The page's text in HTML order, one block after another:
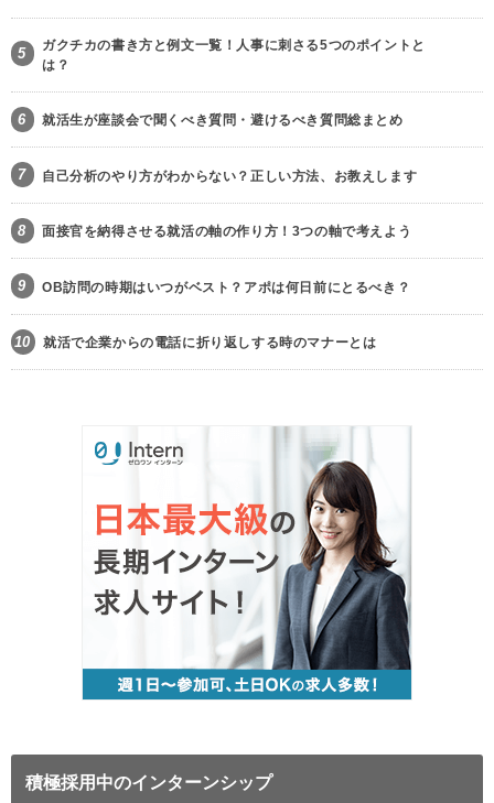
5
ガクチカの書き方と例文一覧！人事に刺さる5つのポイントと
は？
6 就活生が座談会で聞くべき質問・避けるべき質問総まとめ
7 自己分析のやり方がわからない？正しい方法、お教えします
8 面接官を納得させる就活の軸の作り方！3つの軸で考えよう
9 OB訪問の時期はいつがベスト？アポは何日前にとるべき？
10 就活で企業からの電話に折り返しする時のマナーとは
積極採用中のインターンシップ